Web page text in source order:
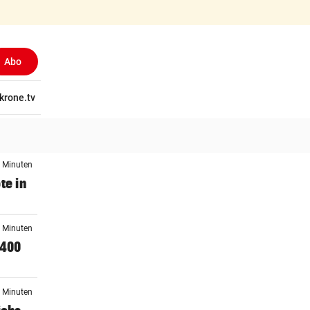
Abo
krone.tv
Minuten
in
Minuten
Minuten